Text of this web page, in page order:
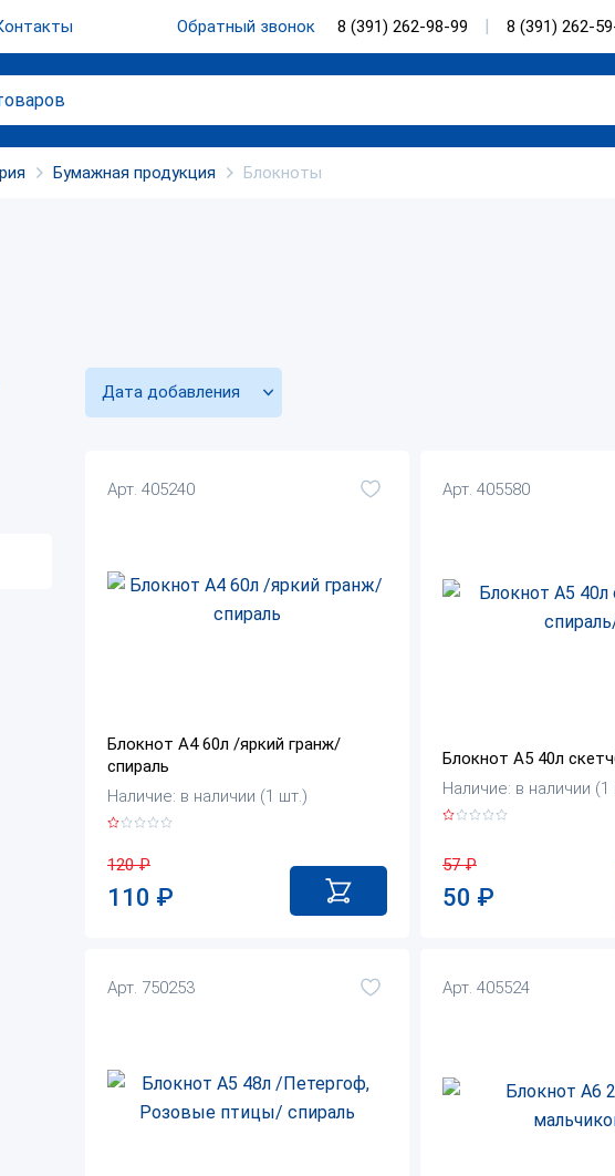
Обратный звонок 8 (391) 262-98-99 8 (391) 262-
Бумажная продукция Блокноты
Дата добавления
Арт. 405240
Блокнот А4 60л /яркий гранж/
спираль
Наличие: в наличии (1 шт.)
120₽
110 ₽
Арт. 405580
Блокнот А5 40л
Наличие: в наличии (1
57₽
50 ₽
Арт. 750253 Арт. 405524